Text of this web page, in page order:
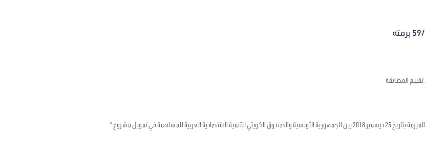
المطابقة
يتعلق بالموافقة على اتفاقية القرض المبرمة بتاريخ 25 ديسمبر 2018 بين الجمهورية التونسية والصندوق الكويتي للتنمية الاقتصادية العربية للمساهمة في تمويل مشروع "